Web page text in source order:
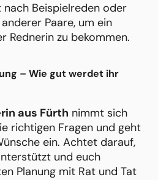
nach Beispielreden oder
Paare, um ein
Rednerin zu bekommen.
– Wie gut werdet ihr
aus Fürth nimmt sich
richtigen Fragen und geht
ein. Achtet darauf,
und euch
Planung mit Rat und Tat